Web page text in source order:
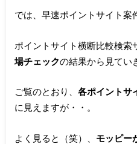
では、早速ポイントサイト案
ポイントサイト横断比較検索
場チェックの結果から見てい
ご覧のとおり、 各ポイントサ
に見えますが・・。
よく見ると（笑）、 モッピー